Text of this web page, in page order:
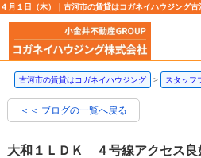
４月１日（木）｜古河市の賃貸はコガネイハウジング古
古河市の賃貸はコガネイハウジング スタッフ
＜＜ ブログの一覧へ戻る
大和１ＬＤＫ ４号線アクセス